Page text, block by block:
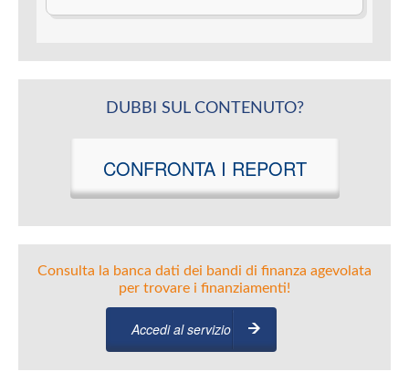
DUBBI SUL CONTENUTO?
CONFRONTA I REPORT
Consulta la banca dati dei bandi di finanza agevolata
per trovare i finanziamenti!
Accedi al servizio